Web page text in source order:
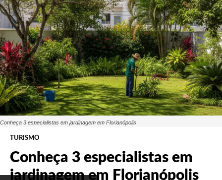
Conheça 3 especialistas em jardinagem em Florianópolis
TURISMO
Conheça 3 especialistas em
jardinagem em Florianópolis